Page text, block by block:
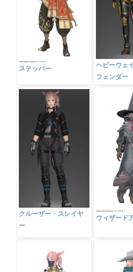
ステッパー
ヘビーウェ
フェンダー
クルーザー・スレイヤ
ー
ウィザード